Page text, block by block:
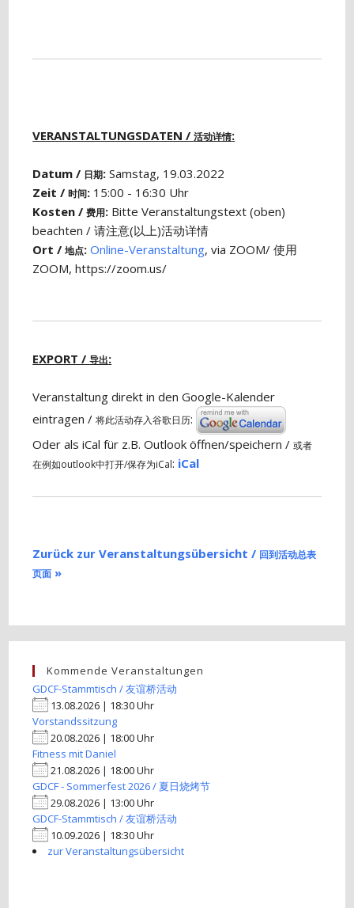
VERANSTALTUNGSDATEN /活动详情:
Datum / 日期: Samstag, 19.03.2022
Zeit /时间: 15:00 - 16:30 Uhr
Kosten /费用: Bitte Veranstaltungstext (oben)
beachten / 请注意(以上)活动详情
Ort /地点: Online-Veranstaltung, via ZOOM/ 使用
ZOOM, https://zoom.us/
EXPORT /导出:
Veranstaltung direkt in den Google-Kalender
eintragen /将此活动存入谷歌日历:
Oder als iCal für z.B. Outlook öffnen/speichern /或者
在例如outlook中打开/保存为iCal: iCal
Zurück zur Veranstaltungsübersicht / 回到活动总表
页面 »
Kommende Veranstaltungen
GDCF-Stammtisch / 友谊桥活动
13.08.2026 | 18:30 Uhr
Vorstandssitzung
20.08.2026 | 18:00 Uhr
Fitness mit Daniel
21.08.2026 | 18:00 Uhr
GDCF - Sommerfest 2026 / 夏日烧烤节
29.08.2026 | 13:00 Uhr
GDCF-Stammtisch / 友谊桥活动
10.09.2026 | 18:30 Uhr
zur Veranstaltungsübersicht